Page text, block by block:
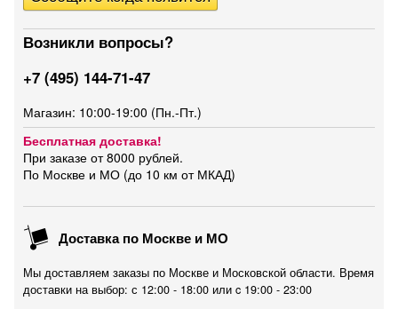
Возникли вопросы?
+7 (495) 144-71-47
Магазин: 10:00-19:00 (Пн.-Пт.)
Бесплатная доставка!
При заказе от 8000 рублей.
По Москве и МО (до 10 км от МКАД)
Доставка по Москве и МО
Мы доставляем заказы по Москве и Московской области. Время
доставки на выбор: с 12:00 - 18:00 или c 19:00 - 23:00